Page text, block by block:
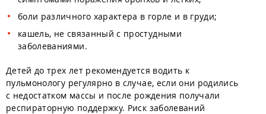
боли различного характера в горле и в груди;
кашель, не связанный с простудными
заболеваниями.
Детей до трех лет рекомендуется водить к
пульмонологу регулярно в случае, если они родились
с недостатком массы и после рождения получали
респираторную поддержку. Риск заболеваний